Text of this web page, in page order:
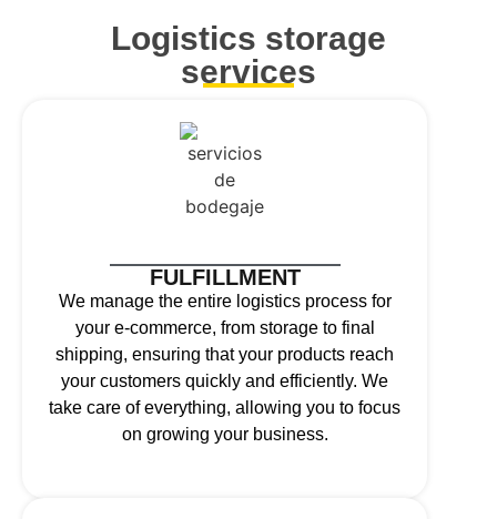
Logistics storage
services
FULFILLMENT
We manage the entire logistics process for
your e-commerce, from storage to final
shipping, ensuring that your products reach
your customers quickly and efficiently. We
take care of everything, allowing you to focus
on growing your business.